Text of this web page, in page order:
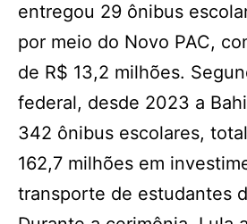
entregou 29 ônibus
por meio do Novo PAC,
de R$ 13,2 milhões.
federal, desde 2023 a
342 ônibus escolares,
162,7 milhões em
transporte de estudantes